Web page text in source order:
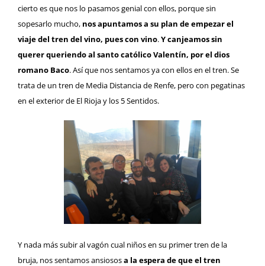
cierto es que nos lo pasamos genial con ellos, porque sin
sopesarlo mucho, nos apuntamos a su plan de empezar el
viaje del tren del vino, pues con vino.Y canjeamos sin
querer queriendo al santo católico Valentín, por el dios
romano Baco. Así que nos sentamos ya con ellos en el tren. Se
trata de un tren de Media Distancia de Renfe, pero con pegatinas
en el exterior de El Rioja y los 5 Sentidos.
Y nada más subir al vagón cual niños en su primer tren de la
bruja, nos sentamos ansiososa la espera de que el tren